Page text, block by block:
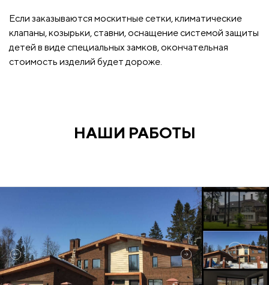
Если заказываются москитные сетки, климатические
клапаны, козырьки, ставни, оснащение системой защиты
детей в виде специальных замков, окончательная
стоимость изделий будет дороже.
НАШИ РАБОТЫ